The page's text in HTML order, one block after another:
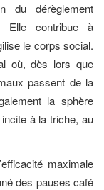
du dérèglement
Elle contribue à
le corps social.
où, dès lors que
passent de la
la sphère
à la triche, au
maximale
des pauses café